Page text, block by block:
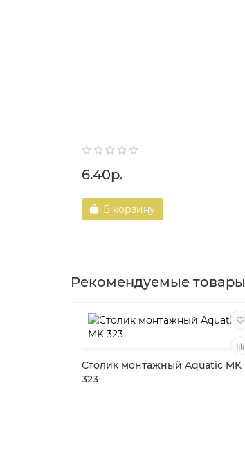
6.40р.
В корзину
Рекомендуемые товары
Столик монтажный Aquatic MK
323